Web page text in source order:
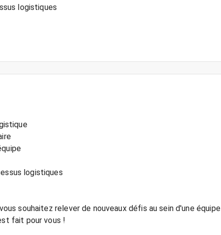
logistiques
logistiques
souhaitez relever de nouveaux défis au sein d'une équipe